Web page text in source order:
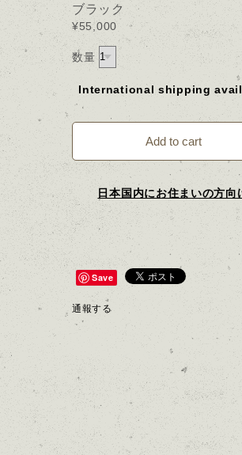
ブラック
¥55,000
数量
International shipping
Add to cart
日本国内にお住まいの方向
Save
通報する